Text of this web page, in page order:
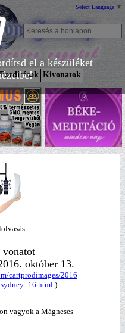
Select Language ▼
el a készüléket
Fordítások Kivonatok
vonatot
október 13.
cartprodimages/2016
)
vagyok a Mágneses